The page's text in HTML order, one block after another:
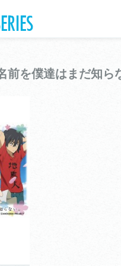
前を僕達はまだ知ら
ックス
僕達